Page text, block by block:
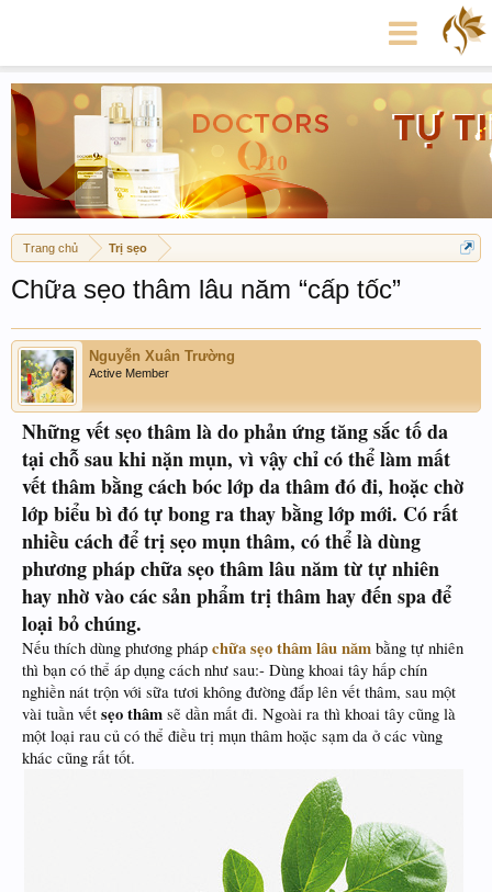
Trang chủ Trị sẹo
Chữa sẹo thâm lâu năm “cấp tốc”
Nguyễn Xuân Trường
Active Member
Những vết sẹo thâm là do phản ứng tăng sắc tố da
tại chỗ sau khi nặn mụn, vì vậy chỉ có thể làm mất
vết thâm bằng cách bóc lớp da thâm đó đi, hoặc chờ
lớp biểu bì đó tự bong ra thay bằng lớp mới. Có rất
nhiều cách để trị sẹo mụn thâm, có thể là dùng
phương pháp chữa sẹo thâm lâu năm từ tự nhiên
hay nhờ vào các sản phẩm trị thâm hay đến spa để
loại bỏ chúng.
Nếu thích dùng phương pháp chữa sẹo thâm lâu năm bằng tự nhiên
thì bạn có thể áp dụng cách như sau:- Dùng khoai tây hấp chín
nghiền nát trộn với sữa tươi không đường đắp lên vết thâm, sau một
vài tuần vết sẹo thâm sẽ dần mất đi. Ngoài ra thì khoai tây cũng là
một loại rau củ có thể điều trị mụn thâm hoặc sạm da ở các vùng
khác cũng rất tốt.